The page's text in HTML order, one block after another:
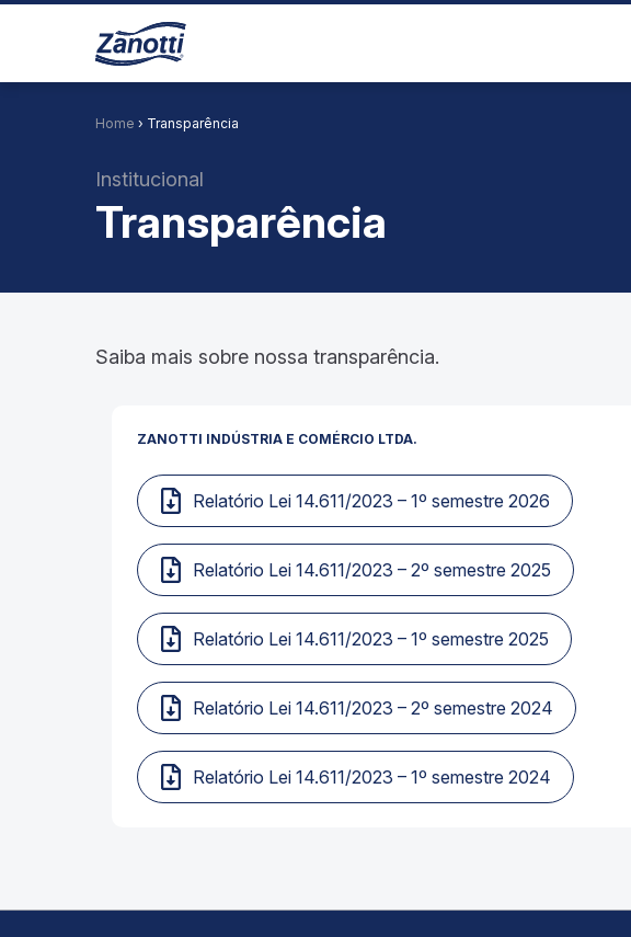
Home › Transparência
Institucional
Transparência
Saiba mais sobre nossa transparência.
ZANOTTI INDÚSTRIA E COMÉRCIO LTDA.
Relatório Lei 14.611/2023 – 1º semestre 2026
Relatório Lei 14.611/2023 – 2º semestre 2025
Relatório Lei 14.611/2023 – 1º semestre 2025
Relatório Lei 14.611/2023 – 2º semestre 2024
Relatório Lei 14.611/2023 – 1º semestre 2024